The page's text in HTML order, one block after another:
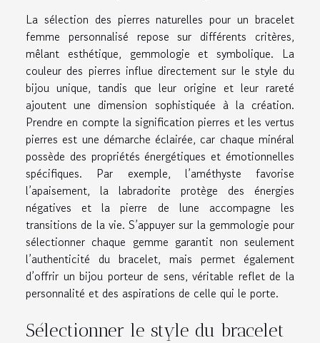
La sélection des pierres naturelles pour un bracelet
femme personnalisé repose sur différents critères,
mêlant esthétique, gemmologie et symbolique. La
couleur des pierres influe directement sur le style du
bijou unique, tandis que leur origine et leur rareté
ajoutent une dimension sophistiquée à la création.
Prendre en compte la signification pierres et les vertus
pierres est une démarche éclairée, car chaque minéral
possède des propriétés énergétiques et émotionnelles
spécifiques. Par exemple, l’améthyste favorise
l’apaisement, la labradorite protège des énergies
négatives et la pierre de lune accompagne les
transitions de la vie. S’appuyer sur la gemmologie pour
sélectionner chaque gemme garantit non seulement
l’authenticité du bracelet, mais permet également
d’offrir un bijou porteur de sens, véritable reflet de la
personnalité et des aspirations de celle qui le porte.
Sélectionner le style du bracelet